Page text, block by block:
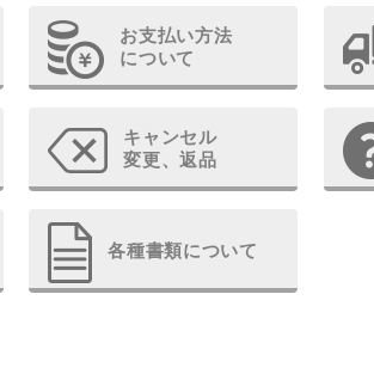
お支払い方法
について
キャンセル
変更、返品
各種書類について